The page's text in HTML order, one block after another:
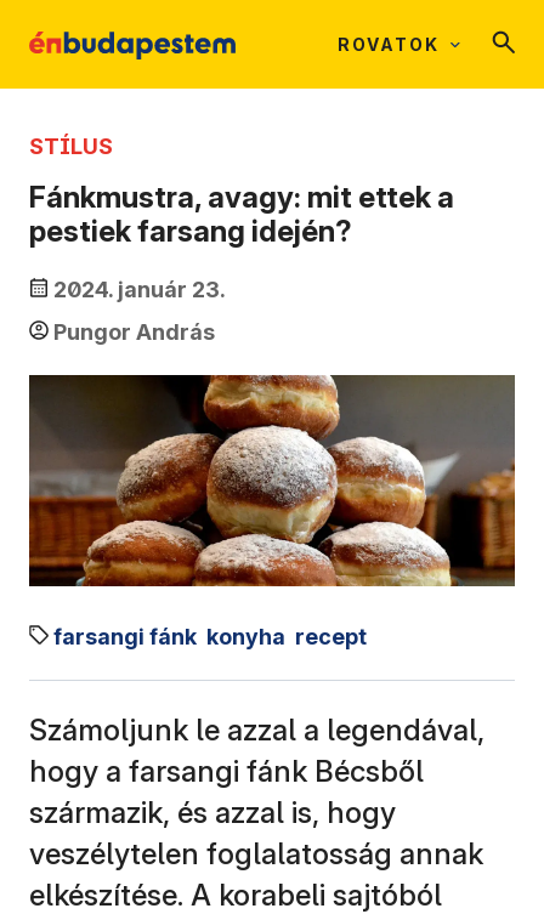
ROVATOK
STÍLUS
Fánkmustra, avagy: mit ettek a
pestiek farsang idején?
2024. január 23.
Pungor András
farsangi fánk konyha recept
Számoljunk le azzal a legendával,
hogy a farsangi fánk Bécsből
származik, és azzal is, hogy
veszélytelen foglalatosság annak
elkészítése. A korabeli sajtóból